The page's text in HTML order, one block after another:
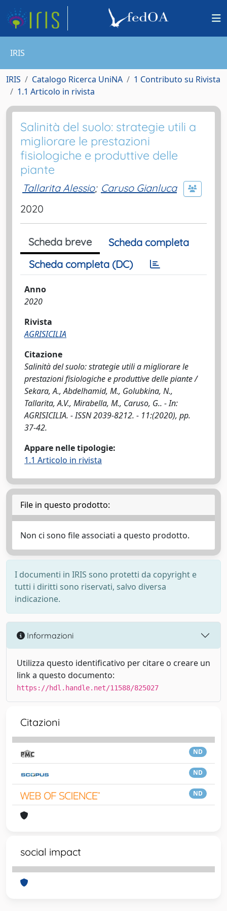
IRIS
IRIS Catalogo Ricerca UniNA
1 Contributo su Rivista
1.1 Articolo in rivista
Salinità del suolo: strategie utili a
migliorare le prestazioni
fisiologiche e produttive delle
piante
Tallarita Alessio; Caruso Gianluca
2020
Scheda breve
Scheda completa
Scheda completa (DC)
Anno
2020
Rivista
AGRISICILIA
Citazione
Salinità del suolo: strategie utili a migliorare le
prestazioni fisiologiche e produttive delle piante /
Sekara, A., Abdelhamid, M., Golubkina, N.,
Tallarita, A.V., Mirabella, M., Caruso, G.. - In:
AGRISICILIA. - ISSN 2039-8212. - 11:(2020), pp.
37-42.
Appare nelle tipologie:
1.1 Articolo in rivista
File in questo prodotto:
Non ci sono file associati a questo prodotto.
I documenti in IRIS sono protetti da copyright e
tutti i diritti sono riservati, salvo diversa
indicazione.
Informazioni
Utilizza questo identificativo per citare o creare un
link a questo documento:
https://hdl.handle.net/11588/825027
Citazioni
ND
ND
ND
social impact